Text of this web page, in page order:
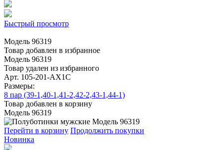
Быстрый просмотр
Модель 96319
Товар добавлен в избранное
Модель 96319
Товар удален из избранного
Арт. 105-201-AX1C
Размеры:
8 пар (39-1,40-1,41-2,42-2,43-1,44-1)
Товар добавлен в корзину
Модель 96319
Перейти в корзину Продолжить покупки
Новинка